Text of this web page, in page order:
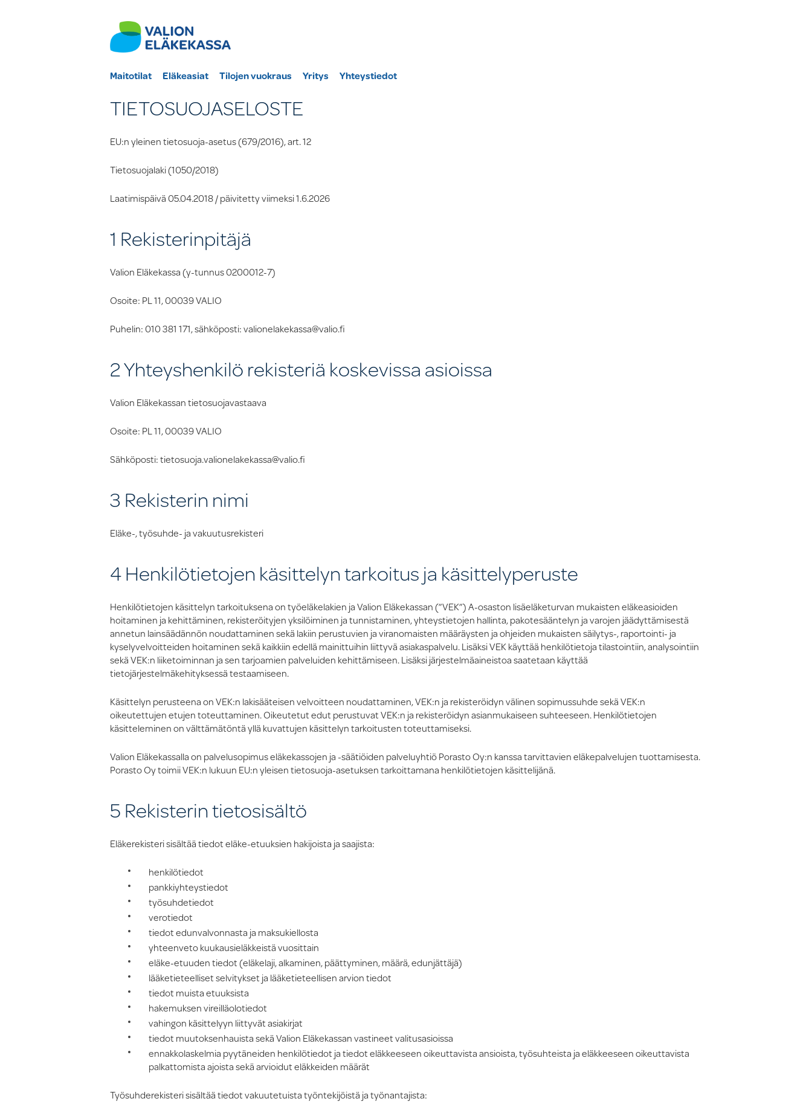
Maitotilat Eläkeasiat Tilojen vuokraus Yritys Yhteystiedot
TIETOSUOJASELOSTE
EU:n yleinen tietosuoja-asetus (679/2016), art. 12
Tietosuojalaki (1050/2018)
Laatimispäivä 05.04.2018 / päivitetty viimeksi 1.6.2026
1 Rekisterinpitäjä
Valion Eläkekassa (y-tunnus 0200012-7)
Osoite: PL 11, 00039 VALIO
Puhelin: 010 381 171, sähköposti: valionelakekassa@valio.fi
2 Yhteyshenkilö rekisteriä koskevissa asioissa
Valion Eläkekassan tietosuojavastaava
Osoite: PL 11, 00039 VALIO
Sähköposti: tietosuoja.valionelakekassa@valio.fi
3 Rekisterin nimi
Eläke-, työsuhde- ja vakuutusrekisteri
4 Henkilötietojen käsittelyn tarkoitus ja käsittelyperuste
Henkilötietojen käsittelyn tarkoituksena on työeläkelakien ja Valion Eläkekassan (”VEK”) A-osaston lisäeläketurvan mukaisten eläkeasioiden
hoitaminen ja kehittäminen, rekisteröityjen yksilöiminen ja tunnistaminen, yhteystietojen hallinta, pakotesääntelyn ja varojen jäädyttämisestä
annetun lainsäädännön noudattaminen sekä lakiin perustuvien ja viranomaisten määräysten ja ohjeiden mukaisten säilytys-, raportointi- ja
kyselyvelvoitteiden hoitaminen sekä kaikkiin edellä mainittuihin liittyvä asiakaspalvelu. Lisäksi VEK käyttää henkilötietoja tilastointiin, analysointiin
sekä VEK:n liiketoiminnan ja sen tarjoamien palveluiden kehittämiseen. Lisäksi järjestelmäaineistoa saatetaan käyttää
tietojärjestelmäkehityksessä testaamiseen.
Käsittelyn perusteena on VEK:n lakisääteisen velvoitteen noudattaminen, VEK:n ja rekisteröidyn välinen sopimussuhde sekä VEK:n
oikeutettujen etujen toteuttaminen. Oikeutetut edut perustuvat VEK:n ja rekisteröidyn asianmukaiseen suhteeseen. Henkilötietojen
käsitteleminen on välttämätöntä yllä kuvattujen käsittelyn tarkoitusten toteuttamiseksi.
Valion Eläkekassalla on palvelusopimus eläkekassojen ja -säätiöiden palveluyhtiö Porasto Oy:n kanssa tarvittavien eläkepalvelujen tuottamisesta.
Porasto Oy toimii VEK:n lukuun EU:n yleisen tietosuoja-asetuksen tarkoittamana henkilötietojen käsittelijänä.
5 Rekisterin tietosisältö
Eläkerekisteri sisältää tiedot eläke-etuuksien hakijoista ja saajista:
henkilötiedot
pankkiyhteystiedot
työsuhdetiedot
verotiedot
tiedot edunvalvonnasta ja maksukiellosta
yhteenveto kuukausieläkkeistä vuosittain
eläke-etuuden tiedot (eläkelaji, alkaminen, päättyminen, määrä, edunjättäjä)
lääketieteelliset selvitykset ja lääketieteellisen arvion tiedot
tiedot muista etuuksista
hakemuksen vireilläolotiedot
vahingon käsittelyyn liittyvät asiakirjat
tiedot muutoksenhauista sekä Valion Eläkekassan vastineet valitusasioissa
ennakkolaskelmia pyytäneiden henkilötiedot ja tiedot eläkkeeseen oikeuttavista ansioista, työsuhteista ja eläkkeeseen oikeuttavista
palkattomista ajoista sekä arvioidut eläkkeiden määrät
Työsuhderekisteri sisältää tiedot vakuutetuista työntekijöistä ja työnantajista: